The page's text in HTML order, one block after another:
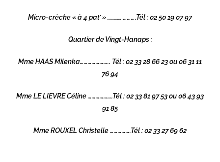
Micro-crèche « à 4 pat’ » …………..……….Tél : 02 50 19 07 97
Quartier de Vingt-Hanaps :
Mme HAAS Milenka………………….. Tél : 02 33 28 66 23 ou 06 31 11
76 94
Mme LE LIEVRE Céline ……………….Tél : 02 33 81 97 53 ou 06 43 93
91 85
Mme ROUXEL Christelle …………….Tél : 02 33 27 69 62